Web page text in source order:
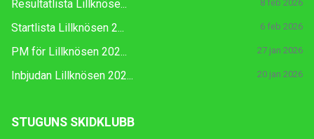
Resultatlista Lillknöse... 8 feb 2026
Startlista Lillknösen 2... 6 feb 2026
PM för Lillknösen 202... 27 jan 2026
Inbjudan Lillknösen 202... 20 jan 2026
STUGUNS SKIDKLUBB